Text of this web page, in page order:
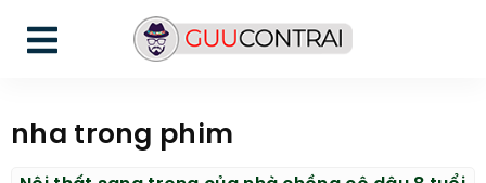
nha trong phim